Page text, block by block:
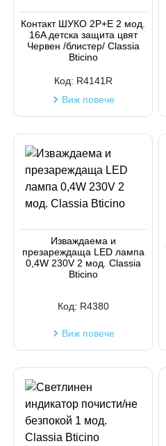
Контакт ШУКО 2P+E 2 мод.
16A детска защита цвят
Червен /блистер/ Classia
Bticino
Код: R4141R
Виж повече
Изваждаема и
презареждаща LED лампа
0,4W 230V 2 мод. Classia
Bticino
Код: R4380
Виж повече